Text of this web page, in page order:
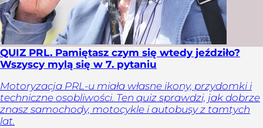
QUIZ PRL. Pamiętasz czym się wtedy jeździło?
Wszyscy mylą się w 7. pytaniu
Motoryzacja PRL-u miała własne ikony, przydomki i
techniczne osobliwości. Ten quiz sprawdzi, jak dobrze
znasz samochody, motocykle i autobusy z tamtych
lat.